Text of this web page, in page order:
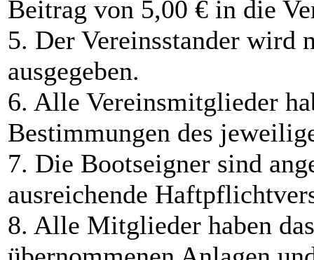
Beitrag von 5,00 € in die
5. Der Vereinsstander wird
ausgegeben.
6. Alle Vereinsmitglieder
Bestimmungen des
7. Die Bootseigner sind
ausreichende
8. Alle Mitglieder haben